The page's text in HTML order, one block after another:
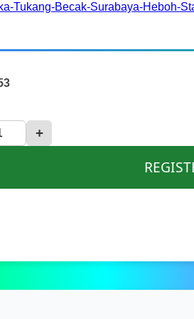
Tukang-Becak-Surabaya-Heboh-
+